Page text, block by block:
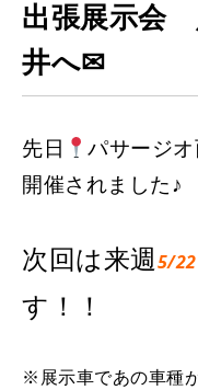
出張展示会
井へ✉
先日
パサージ
開催されました♪
次回は来週5/22
す！！
※展示車であの車種